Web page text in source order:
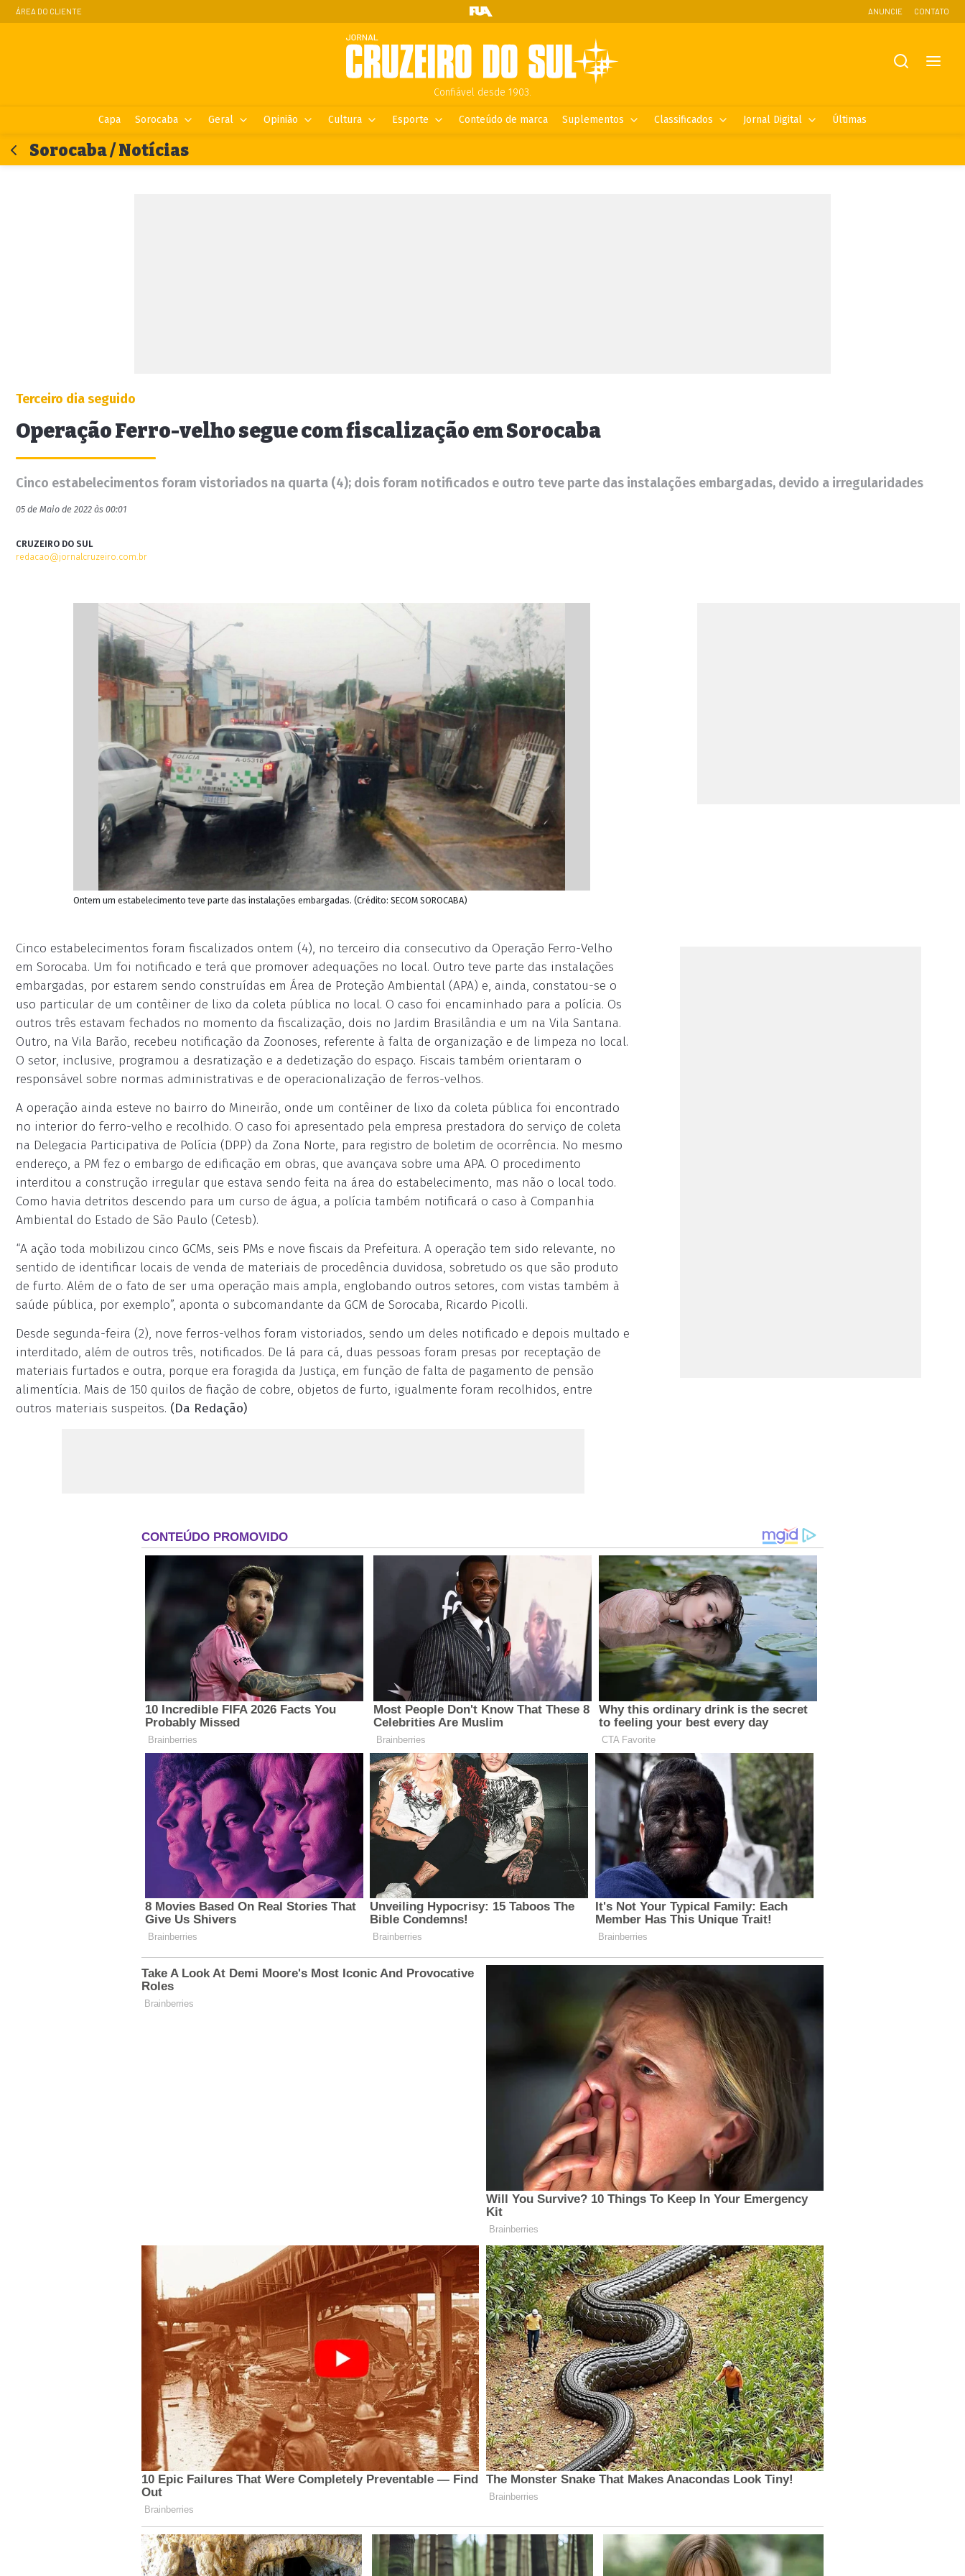
ÁREA DO CLIENTE ANUNCIE CONTATO
Confiável desde 1903.
Capa Sorocaba Geral Opinião Cultura Esporte Conteúdo de marca Suplementos Classificados Jornal Digital Últimas
Sorocaba / Notícias
Terceiro dia seguido
Operação Ferro-velho segue com fiscalização em Sorocaba
Cinco estabelecimentos foram vistoriados na quarta (4); dois foram notificados e outro teve parte das instalações embargadas, devido a irregularidades
05 de Maio de 2022 às 00:01
CRUZEIRO DO SUL
redacao@jornalcruzeiro.com.br
Ontem um estabelecimento teve parte das instalações embargadas. (Crédito: SECOM SOROCABA)
Cinco estabelecimentos foram fiscalizados ontem (4), no terceiro dia consecutivo da Operação Ferro-Velho
em Sorocaba. Um foi notificado e terá que promover adequações no local. Outro teve parte das instalações
embargadas, por estarem sendo construídas em Área de Proteção Ambiental (APA) e, ainda, constatou-se o
uso particular de um contêiner de lixo da coleta pública no local. O caso foi encaminhado para a polícia. Os
outros três estavam fechados no momento da fiscalização, dois no Jardim Brasilândia e um na Vila Santana.
Outro, na Vila Barão, recebeu notificação da Zoonoses, referente à falta de organização e de limpeza no local.
O setor, inclusive, programou a desratização e a dedetização do espaço. Fiscais também orientaram o
responsável sobre normas administrativas e de operacionalização de ferros-velhos.
A operação ainda esteve no bairro do Mineirão, onde um contêiner de lixo da coleta pública foi encontrado
no interior do ferro-velho e recolhido. O caso foi apresentado pela empresa prestadora do serviço de coleta
na Delegacia Participativa de Polícia (DPP) da Zona Norte, para registro de boletim de ocorrência. No mesmo
endereço, a PM fez o embargo de edificação em obras, que avançava sobre uma APA. O procedimento
interditou a construção irregular que estava sendo feita na área do estabelecimento, mas não o local todo.
Como havia detritos descendo para um curso de água, a polícia também notificará o caso à Companhia
Ambiental do Estado de São Paulo (Cetesb).
“A ação toda mobilizou cinco GCMs, seis PMs e nove fiscais da Prefeitura. A operação tem sido relevante, no
sentido de identificar locais de venda de materiais de procedência duvidosa, sobretudo os que são produto
de furto. Além de o fato de ser uma operação mais ampla, englobando outros setores, com vistas também à
saúde pública, por exemplo”, aponta o subcomandante da GCM de Sorocaba, Ricardo Picolli.
Desde segunda-feira (2), nove ferros-velhos foram vistoriados, sendo um deles notificado e depois multado e
interditado, além de outros três, notificados. De lá para cá, duas pessoas foram presas por receptação de
materiais furtados e outra, porque era foragida da Justiça, em função de falta de pagamento de pensão
alimentícia. Mais de 150 quilos de fiação de cobre, objetos de furto, igualmente foram recolhidos, entre
outros materiais suspeitos. (Da Redação)